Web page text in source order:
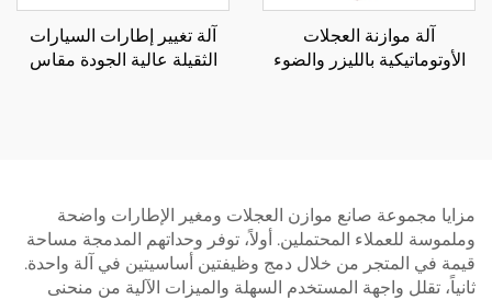
آلة موازنة العجلات
الأوتوماتيكية بالليزر والضوء
آلة تغيير إطارات السيارات
الثقيلة عالية الجودة مقاس
مزايا مجموعة صانع موازن العجلات ومغير الإطارات واضحة
وملموسة للعملاء المحتملين. أولاً، توفر وحداتهم المدمجة مساحة
قيمة في المتجر من خلال دمج وظيفتين أساسيتين في آلة واحدة.
ثانياً، تقلل واجهة المستخدم السهلة والميزات الآلية من منحنى